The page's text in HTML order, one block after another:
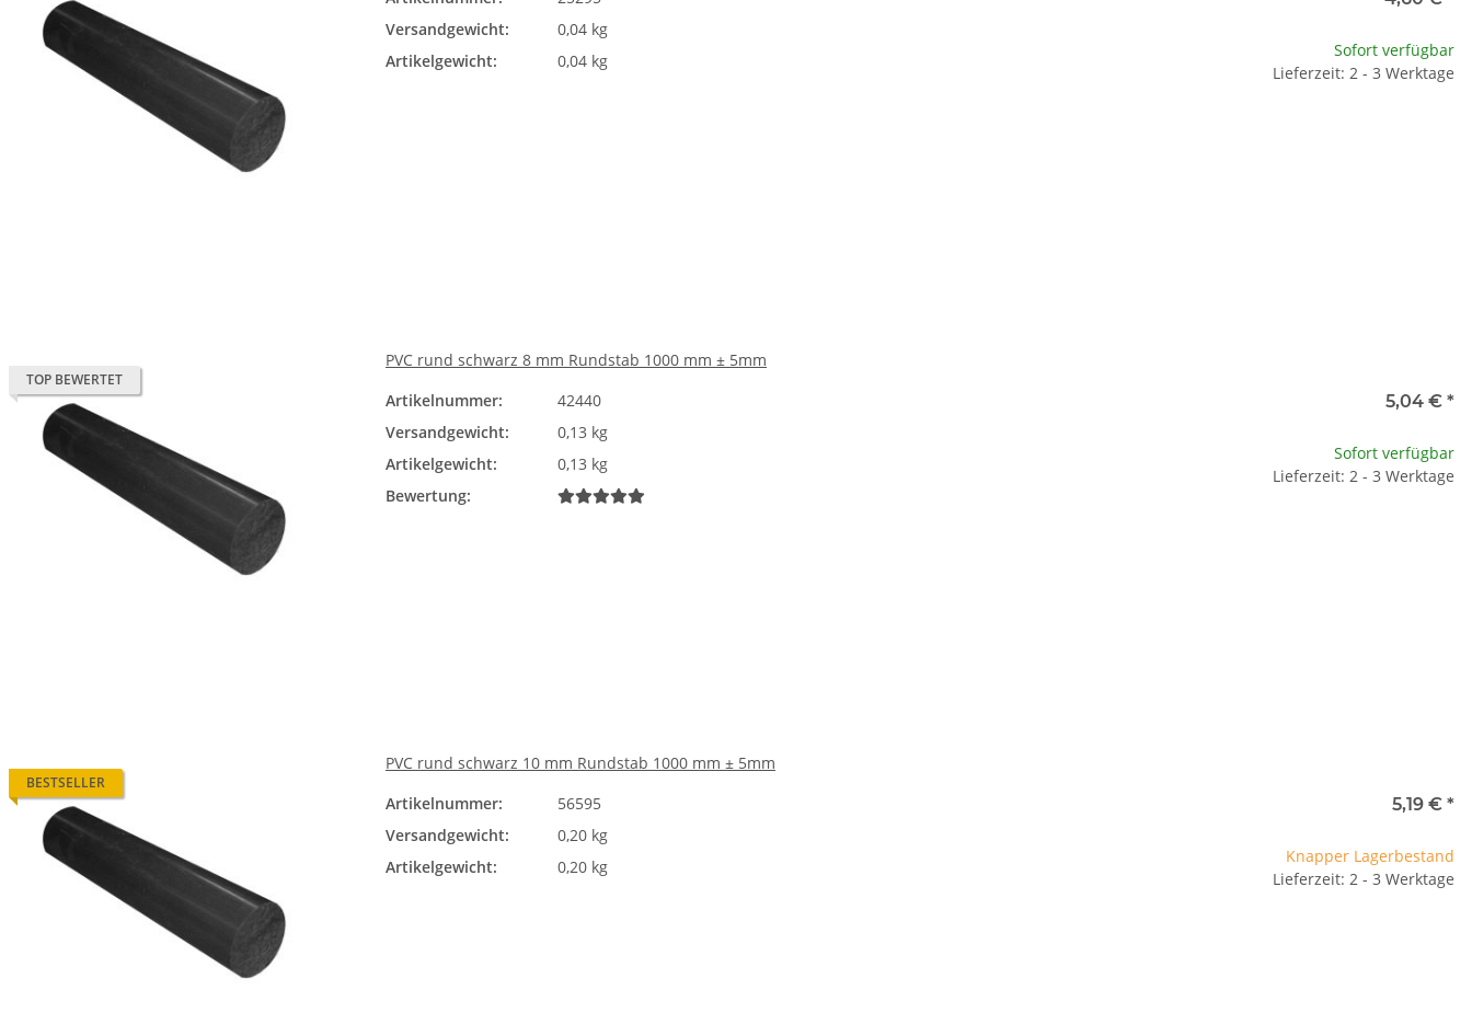
Versandgewicht:
0,04 kg
Artikelgewicht:
0,04 kg
Sofort verfügbar
Lieferzeit: 2 - 3 Werktage
TOP BEWERTET
PVC rund schwarz 8 mm Rundstab 1000 mm ± 5mm
Artikelnummer:
42440
Versandgewicht:
0,13 kg
Artikelgewicht:
0,13 kg
Bewertung:
5,04 € *
Sofort verfügbar
Lieferzeit: 2 - 3 Werktage
BESTSELLER
PVC rund schwarz 10 mm Rundstab 1000 mm ± 5mm
Artikelnummer:
56595
Versandgewicht:
0,20 kg
Artikelgewicht:
0,20 kg
5,19 € *
Knapper Lagerbestand
Lieferzeit: 2 - 3 Werktage